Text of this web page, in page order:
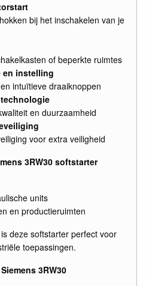
bij het inschakelen van je
of beperkte ruimtes
en instelling
intuïtieve draaiknoppen
en duurzaamheid
voor extra veiligheid
3RW30 softstarter
units
en productieruimten
deze softstarter perfect voor
toepassingen.
3RW30